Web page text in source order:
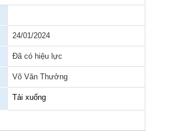
24/01/2024
Đã có hiệu lực
Võ Văn Thưởng
Tải xuống